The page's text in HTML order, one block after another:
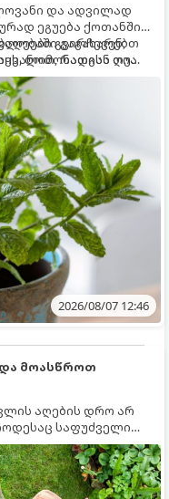
და ადვილად
ეგუება ქოთანში
გვირჩევენ,
რადგან ღია
ძალიან
ავიწროებს.
გაგახარებთ
ლიმონათისა თუ
2026/08/07 12:46
მოასწროთ
აღების დრო არ
საფუძველი
და ბაღი მზადდება
იმისათვის, რომ
მცენარეებმა
5